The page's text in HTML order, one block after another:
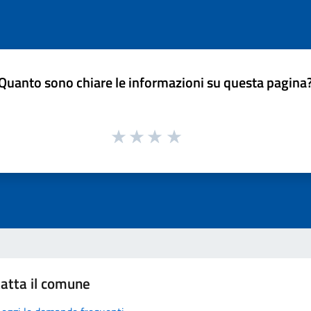
sono chiare le informazioni su questa
il comune